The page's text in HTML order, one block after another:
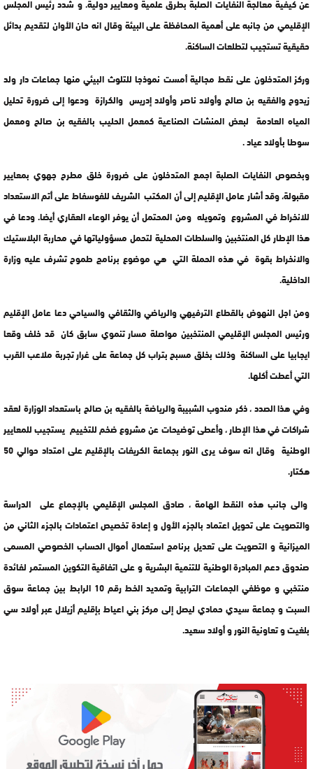
الإقليمي من جانبه على أهمية المحافظة على البيئة وقال انه حان الأوان لتقديم بدائل
حقيقية تستجيب لتطلعات الساكنة.
وركز المتدخلون على نقط مجالية أمست نموذجا للتلوث البيئي منها جماعات دار ولد
زيدوح والفقيه بن صالح وأولاد ناصر وأولاد إدريس والكرازة ودعوا إلى ضرورة تحليل
المياه العادمة لبعض المنشات الصناعية كمعمل الحليب بالفقيه بن صالح ومعمل
سوطا بأولاد عياد .
وبخصوص النفايات الصلبة اجمع المتدخلون على ضرورة خلق مطرح جهوي بمعايير
مقبولة، وقد أشار عامل الإقليم إلى أن المكتب الشريف للفوسفاط على أتم الاستعداد
للانخراط في المشروع وتمويله ومن المحتمل أن يوفر الوعاء العقاري أيضا. ودعا في
هذا الإطار كل المنتخبين والسلطات المحلية لتحمل مسؤولياتها في محاربة البلاستيك
والانخراط بقوة في هذه الحملة التي هي موضوع برنامج طموح تشرف عليه وزارة
الداخلية.
ومن اجل النهوض بالقطاع الترفيهي والرياضي والثقافي والسياحي دعا عامل الإقليم
ورئيس المجلس الإقليمي المنتخبين مواصلة مسار تنموي سابق كان قد خلف وقعا
ايجابيا على الساكنة وذلك بخلق مسبح بتراب كل جماعة على غرار تجربة ملاعب القرب
التي أعطت أكلها.
وفي هذا الصدد ، ذكر مندوب الشبيبة والرياضة بالفقيه بن صالح باستعداد الوزارة لعقد
شراكات في هذا الإطار ، وأعطى توضيحات عن مشروع ضخم للتخييم يستجيب للمعايير
الوطنية وقال انه سوف يرى النور بجماعة الكريفات بالإقليم على امتداد حوالي 50
هكتار.
والى جانب هذه النقط الهامة ، صادق المجلس الإقليمي بالإجماع على الدراسة
والتصويت على تحويل اعتماد بالجزء الأول و إعادة تخصيص اعتمادات بالجزء الثاني من
الميزانية و التصويت على تعديل برنامج استعمال أموال الحساب الخصوصي المسمى
صندوق دعم المبادرة الوطنية للتنمية البشرية و على اتفاقية التكوين المستمر لفائدة
منتخبي و موظفي الجماعات الترابية وتمديد الخط رقم 10 الرابط بين جماعة سوق
السبت و جماعة سيدي حمادي ليصل إلى مركز بني اعياط بإقليم أزيلال عبر أولاد سي
بلغيت و تعاونية النور و أولاد سعيد.